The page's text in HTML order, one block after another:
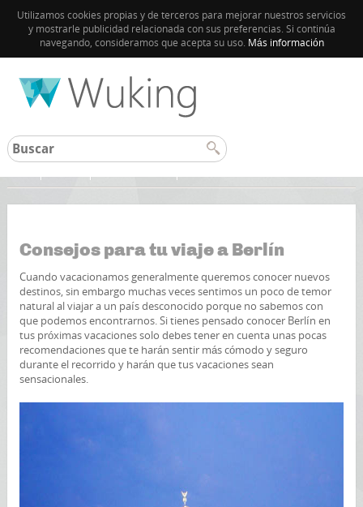
Utilizamos cookies propias y de terceros para mejorar nuestros servicios
y mostrarle publicidad relacionada con sus preferencias. Si continúa
navegando, consideramos que acepta su uso. Más información
Consejos para tu viaje a Berlín
Cuando vacacionamos generalmente queremos conocer nuevos
destinos, sin embargo muchas veces sentimos un poco de temor
natural al viajar a un país desconocido porque no sabemos con
que podemos encontrarnos. Si tienes pensado conocer Berlín en
tus próximas vacaciones solo debes tener en cuenta unas pocas
recomendaciones que te harán sentir más cómodo y seguro
durante el recorrido y harán que tus vacaciones sean
sensacionales.